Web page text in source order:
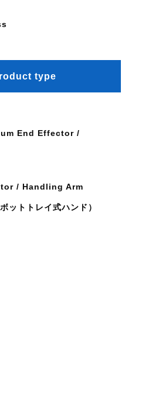
type
End Effector /
/ Handling Arm
ットトレイ式ハンド）